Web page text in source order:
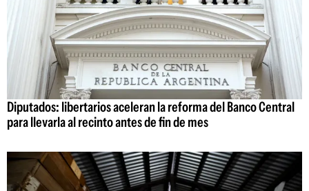
Diputados: libertarios aceleran la reforma del Banco Central
para llevarla al recinto antes de fin de mes